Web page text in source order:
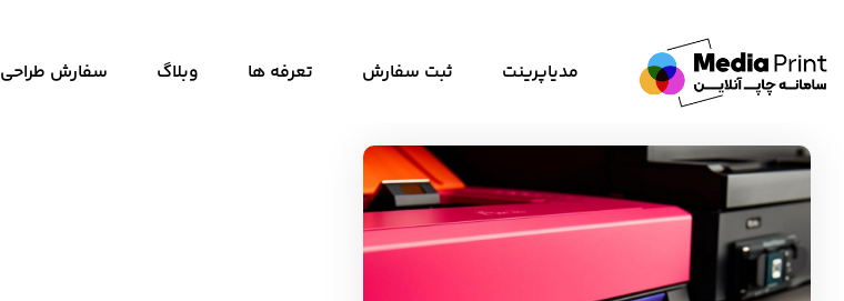
مدیاپرینت ثبت سفارش تعرفه ها وبلاگ سفارش طراحی